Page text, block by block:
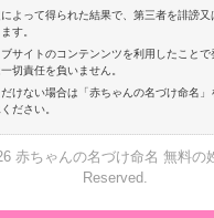
よって得られた結果で、第三者を誹謗
す。
サイトのコンテンンツを利用したこと
切責任を負いません。
けない場合は「赤ちゃんの名づけ命名
ださい。
赤ちゃんの名づけ命名 無料の
Reserved.